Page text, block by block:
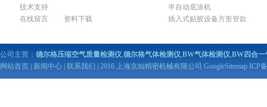
技术支持
在线留言
资料下载
半自动底涂机
插入式贴胶设备方形管款
公司主营： 德尔格压缩空气质量检测仪,德尔格气体检测仪,BW气体检测仪,BW四合一
网站首页
新闻中心 联系我们 | 2016 上海京灿精密机械有限公司 GoogleSitemap ICP